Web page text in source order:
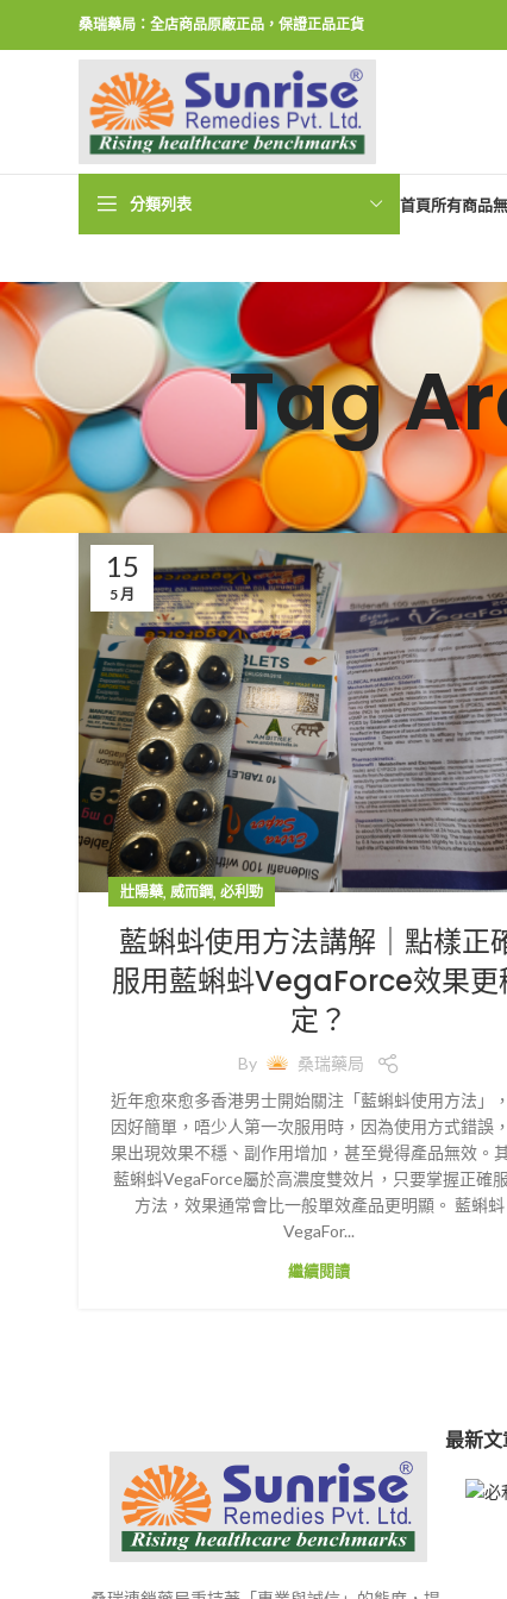
桑瑞藥局：全店商品原廠正品，保證正品正貨
分類列表 首頁所有商品
Tag
15
5 月
壯陽藥, 威而鋼, 必利勁
藍蝌蚪使用方法講解｜點樣正
服用藍蝌蚪VegaForce效果更
定？
By
桑瑞藥局
近年愈來愈多香港男士開始關注「藍蝌蚪使用方法」
因好簡單，唔少人第一次服用時，因為使用方式錯誤
果出現效果不穩、副作用增加，甚至覺得產品無效。
藍蝌蚪VegaForce屬於高濃度雙效片，只要掌握正確
方法，效果通常會比一般單效產品更明顯。 藍蝌蚪
VegaFor...
繼續閱讀
最新文